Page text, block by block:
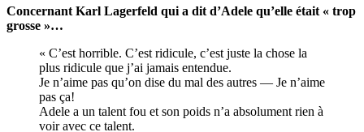
Concernant Karl Lagerfeld qui a dit d’Adele qu’elle était « trop
grosse »…
« C’est horrible. C’est ridicule, c’est juste la chose la
plus ridicule que j’ai jamais entendue.
Je n’aime pas qu’on dise du mal des autres — Je n’aime
pas ça!
Adele a un talent fou et son poids n’a absolument rien à
voir avec ce talent.